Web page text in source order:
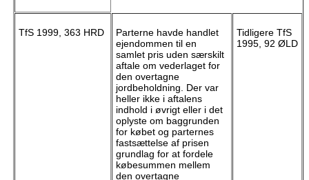
TfS 1999, 363 HRD
Parterne havde handlet
ejendommen til en
samlet pris uden særskilt
aftale om vederlaget for
den overtagne
jordbeholdning. Der var
heller ikke i aftalens
indhold i øvrigt eller i det
oplyste om baggrunden
for købet og parternes
fastsættelse af prisen
grundlag for at fordele
købesummen mellem
den overtagne
Tidligere TfS
1995, 92 ØLD